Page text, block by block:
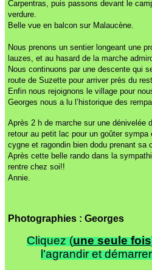
Carpentras, puis passons devant le
verdure.
Belle vue en balcon sur Malaucène.
Nous prenons un sentier longeant une
lauzes, et au hasard de la marche
Nous continuons par une descente qui
route de Suzette pour arriver près du
Enfin nous rejoignons le village pour
Georges nous a lu l’historique des
Après 2 h de marche sur une dénivelée
retour au petit lac pour un goûter sympa
cygne et ragondin bien dodu prenant sa
Après cette belle rando dans la
rentre chez soi!!
Annie.
Photographies : Georges
Cliquez (une seule fois
l'agrandir et